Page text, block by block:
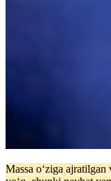
Massa o‘ziga ajratilgan